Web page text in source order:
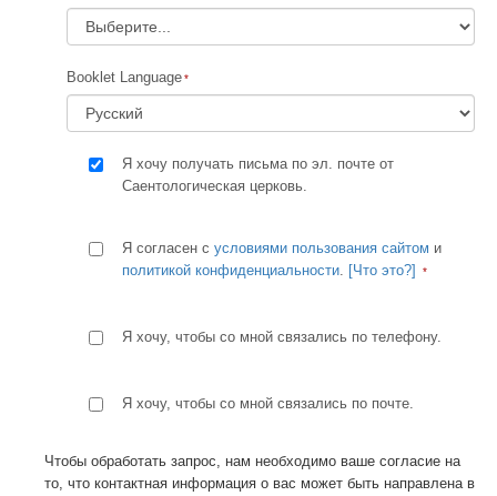
Booklet Language
Я хочу получать письма по эл. почте от
Саентологическая церковь.
Я согласен с условиями пользования сайтом и
политикой конфиденциальности. [Что это?]
Я хочу, чтобы со мной связались по телефону.
Я хочу, чтобы со мной связались по почте.
Чтобы обработать запрос, нам необходимо ваше согласие на
то, что контактная информация о вас может быть направлена в